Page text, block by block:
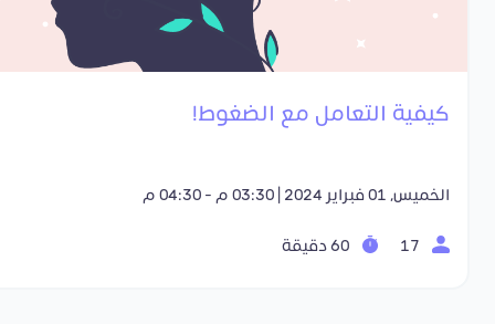
كيفية التعامل مع الضغوط!
الخميس, 01 فبراير 2024 | 03:30 م - 04:30 م